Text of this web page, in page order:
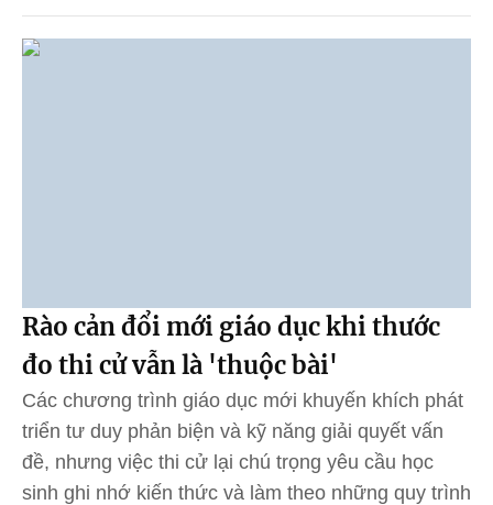
Rào cản đổi mới giáo dục khi thước
đo thi cử vẫn là 'thuộc bài'
Các chương trình giáo dục mới khuyến khích phát
triển tư duy phản biện và kỹ năng giải quyết vấn
đề, nhưng việc thi cử lại chú trọng yêu cầu học
sinh ghi nhớ kiến thức và làm theo những quy trình